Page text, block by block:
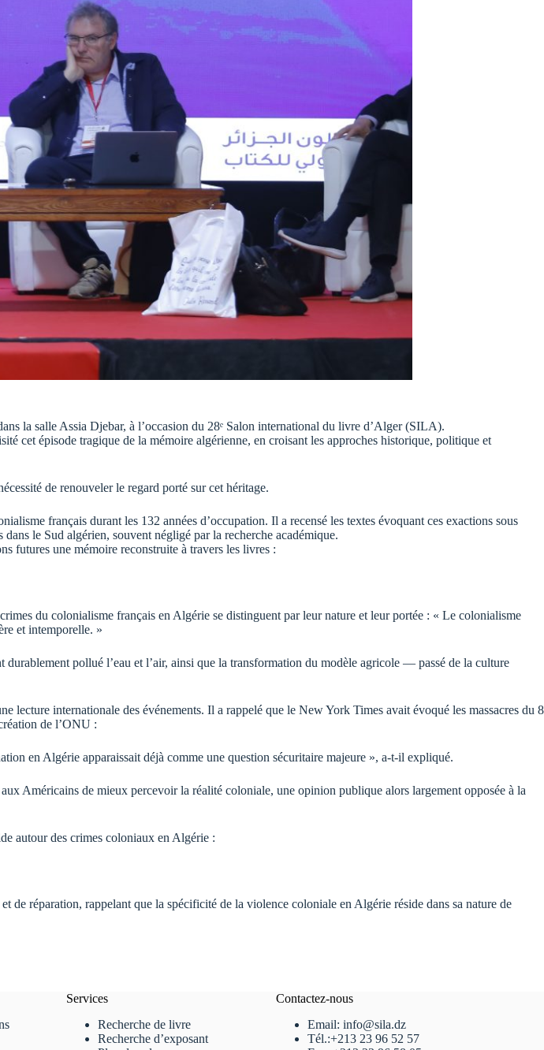
la salle Assia Djebar, à l’occasion du 28ᵉ Salon international du livre d’Alger (SILA).
cet épisode tragique de la mémoire algérienne, en croisant les approches historique, politique et
de renouveler le regard porté sur cet héritage.
français durant les 132 années d’occupation. Il a recensé les textes évoquant ces exactions sous
le Sud algérien, souvent négligé par la recherche académique.
futures une mémoire reconstruite à travers les livres :
du colonialisme français en Algérie se distinguent par leur nature et leur portée : « Le colonialisme
et intemporelle. »
pollué l’eau et l’air, ainsi que la transformation du modèle agricole — passé de la culture
lecture internationale des événements. Il a rappelé que le New York Times avait évoqué les massacres du 8
de l’ONU :
en Algérie apparaissait déjà comme une question sécuritaire majeure », a-t-il expliqué.
Américains de mieux percevoir la réalité coloniale, une opinion publique alors largement opposée à la
autour des crimes coloniaux en Algérie :
de réparation, rappelant que la spécificité de la violence coloniale en Algérie réside dans sa nature de
Services
Recherche de livre
Recherche d’exposant
Contactez-nous
Email: info@sila.dz
Tél.:+213 23 96 52 57